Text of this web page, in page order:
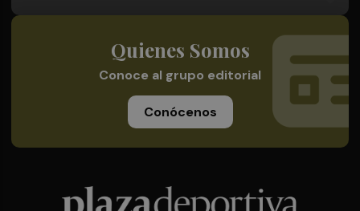
Quienes Somos
Conoce al grupo editorial
Conócenos